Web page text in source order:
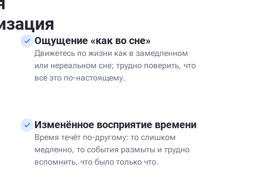
Ощущение «как во сне»
Движетесь по жизни как в замедленном
или нереальном сне; трудно поверить, что
всё это по-настоящему.
Изменённое восприятие времени
Время течёт по-другому: то слишком
медленно, то события размыты и трудно
вспомнить, что было только что.